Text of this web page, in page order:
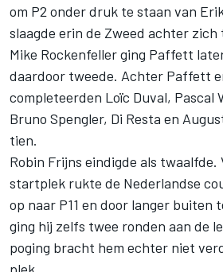
om P2 onder druk te staan van
slaagde erin de Zweed achter zich
Mike Rockenfeller ging Paffett
daardoor tweede. Achter Paffett
completeerden Loïc Duval, Pascal
Bruno Spengler, Di Resta en
tien.
Robin Frijns eindigde als
startplek rukte de Nederlandse
op naar P11 en door langer buiten
ging hij zelfs twee ronden aan de
poging bracht hem echter niet